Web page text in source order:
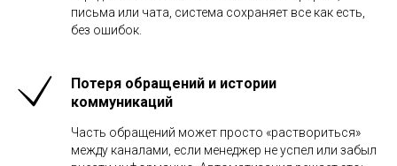
письма или чата, система сохраняет все как есть,
без ошибок.
Потеря обращений и истории
коммуникаций
Часть обращений может просто «раствориться»
между каналами, если менеджер не успел или забыл